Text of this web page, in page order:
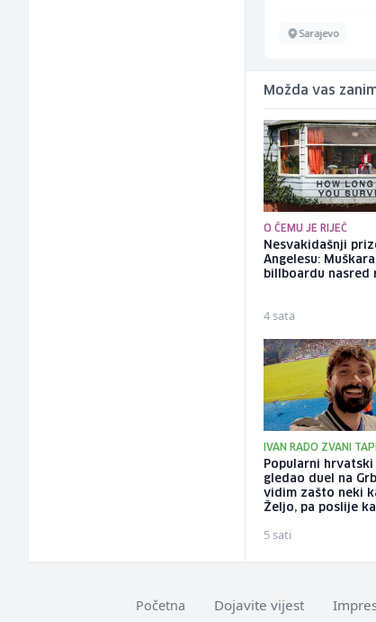
Sarajevo
Možda vas
O ČEMU JE RIJEČ
Nesvakidašnji
Angelesu:
billboardu nasred
4 sata
IVAN RADO ZVANI
Popularni hrvatski
gledao duel na
vidim zašto neki
Željo, pa poslije
5 sati
Početna Dojavite vijest